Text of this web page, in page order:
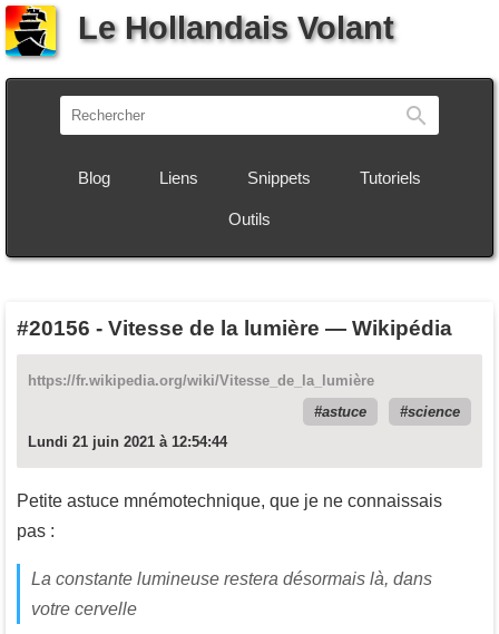
Le Hollandais Volant
Blog Liens Snippets Tutoriels
Outils
#20156 - Vitesse de la lumière — Wikipédia
https://fr.wikipedia.org/wiki/Vitesse_de_la_lumière
astuce
science
Lundi 21 juin 2021 à 12:54:44
Petite astuce mnémotechnique, que je ne connaissais
pas :
La constante lumineuse restera désormais là, dans
votre cervelle